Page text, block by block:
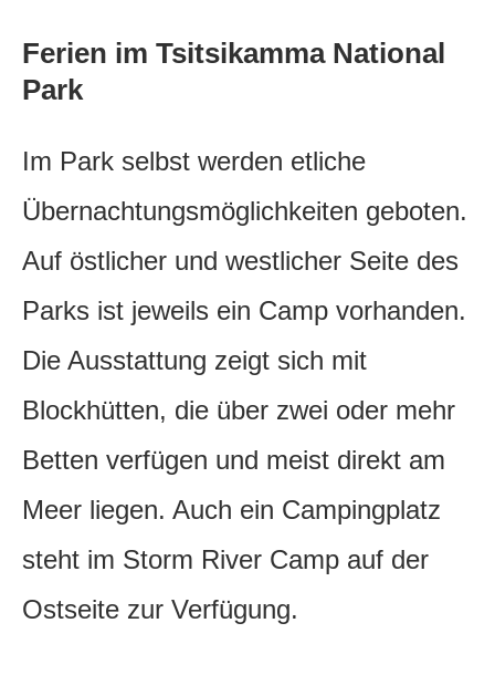
Ferien im Tsitsikamma National
Park
Im Park selbst werden etliche
Übernachtungsmöglichkeiten geboten.
Auf östlicher und westlicher Seite des
Parks ist jeweils ein Camp vorhanden.
Die Ausstattung zeigt sich mit
Blockhütten, die über zwei oder mehr
Betten verfügen und meist direkt am
Meer liegen. Auch ein Campingplatz
steht im Storm River Camp auf der
Ostseite zur Verfügung.